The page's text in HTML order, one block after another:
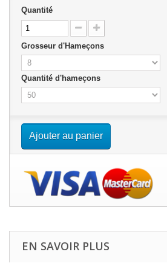
Quantité
Grosseur d'Hameçons
Quantité d'hameçons
Ajouter au panier
EN SAVOIR PLUS